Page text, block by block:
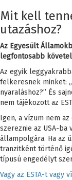
Mit kell
utazáshoz?
Az Egyesült
legfontosabb
Az egyik
felkeresnek minket:
nyaraláshoz?” És
nem tájékozott az
Igen, a vízum nem
szereznie az USA-ba
állampolgára. Ha az
tranzitként történő
típusú engedélyt
Vagy az ESTA-t vagy